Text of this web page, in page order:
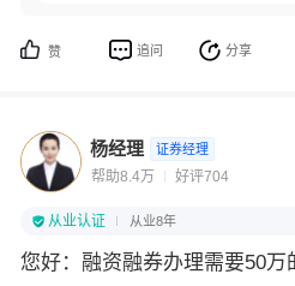
赞 追问 分享
杨经理 证券经理
帮助8.4万 好评704
从业认证 从业8年
您好：融资融券办理需要50万